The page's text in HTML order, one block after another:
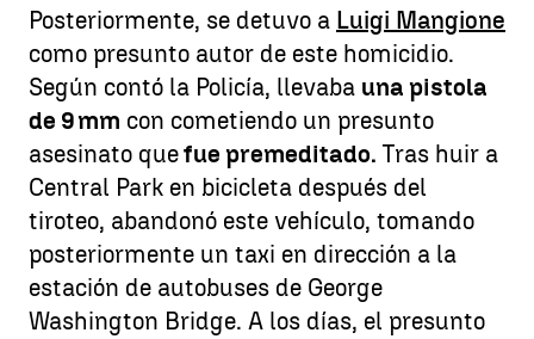
Posteriormente, se detuvo a Luigi Mangione
como presunto autor de este homicidio.
Según contó la Policía, llevaba una pistola
de 9 mm con cometiendo un presunto
asesinato quefue premeditado. Tras huir a
Central Park en bicicleta después del
tiroteo, abandonó este vehículo, tomando
posteriormente un taxi en dirección a la
estación de autobuses de George
Washington Bridge. A los días, el presunto